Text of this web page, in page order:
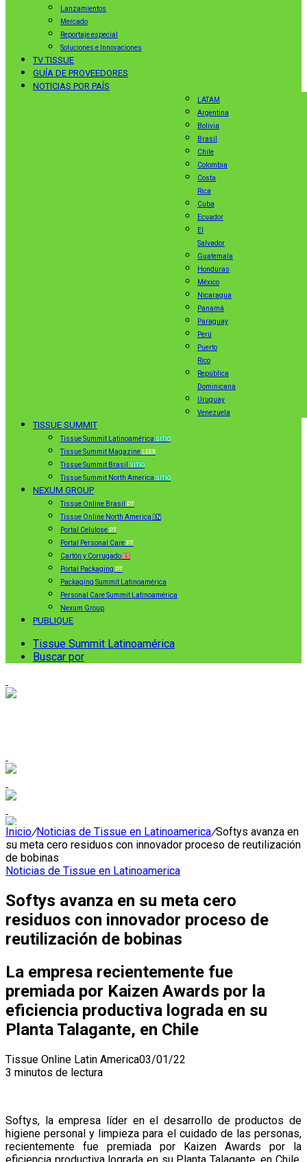
Lanzamientos
Mercado
Reportaje especial
Soluciones e Innovaciones
TV TISSUE
GUÍA DE PROVEEDORES
NOTICIAS POR PAÍS
LATAM
Argentina
Bolivia
Brasil
Chile
Colombia
Costa
Rica
Cuba
Ecuador
El
Salvador
Guatemala
Honduras
México
Nicaragua
Panamá
Paraguay
Perú
Puerto
Rico
República
Dominicana
Uruguay
Venezuela
TISSUE SUMMIT
Tissue Summit Latinoamérica SITIO
Tissue Summit Magazine LEER
Tissue Summit Brasil SITIO
Tissue Summit North America SITIO
NEXUM GROUP
Tissue Online Brasil PT
Tissue Online North America EN
Portal Celulose PT
Portal Personal Care PT
Cartón y Corrugado ES
Portal Packaging PT
Packaging Summit Latinoamérica
Personal Care Summit Latinoamérica
Nexum Group
PUBLIQUE
Tissue Summit Latinoamérica
Buscar por
Inicio/Noticias de Tissue en Latinoamerica/Softys avanza en
su meta cero residuos con innovador proceso de reutilización
de bobinas
Noticias de Tissue en Latinoamerica
Softys avanza en su meta cero
residuos con innovador proceso de
reutilización de bobinas
La empresa recientemente fue
premiada por Kaizen Awards por la
eficiencia productiva lograda en su
Planta Talagante, en Chile
Tissue Online Latin America03/01/22
3 minutos de lectura
Softys, la empresa líder en el desarrollo de productos de
higiene personal y limpieza para el cuidado de las personas,
recientemente fue premiada por Kaizen Awards por la